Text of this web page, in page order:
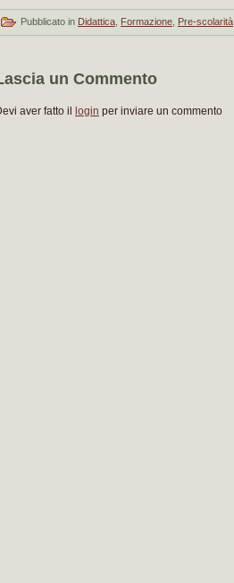
Pubblicato in Didattica Formazione Pre-scolarità
un Commento
aver fatto il login per inviare un commento